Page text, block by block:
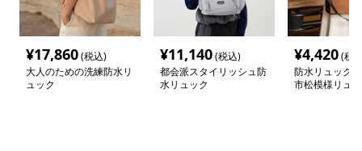
¥17,860(税込)
大人のための洗練防水リ
ュック
¥11,140(税込)
都会派スタイリッシュ防
水リュック
¥4,420(税
防水リュック
市松模様リュ